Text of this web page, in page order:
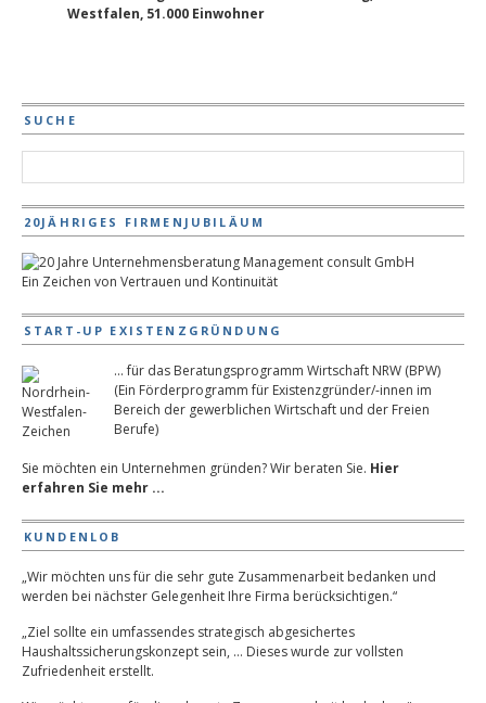
Westfalen, 51.000 Einwohner
SUCHE
20JÄHRIGES FIRMENJUBILÄUM
Ein Zeichen von Vertrauen und Kontinuität
START-UP EXISTENZGRÜNDUNG
... für das Beratungsprogramm Wirtschaft NRW (BPW)
(Ein Förderprogramm für Existenzgründer/-innen im
Bereich der gewerblichen Wirtschaft und der Freien
Berufe)
Sie möchten ein Unternehmen gründen? Wir beraten Sie. Hier
erfahren Sie mehr ...
KUNDENLOB
„Wir möchten uns für die sehr gute Zusammenarbeit bedanken und
werden bei nächster Gelegenheit Ihre Firma berücksichtigen.“
„Ziel sollte ein umfassendes strategisch abgesichertes
Haushaltssicherungskonzept sein, … Dieses wurde zur vollsten
Zufriedenheit erstellt.